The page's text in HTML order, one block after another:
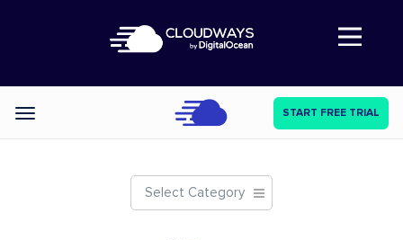
Abre a navegação
Categories START FREE TRIAL
Select Category